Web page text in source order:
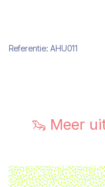
Referentie: AHU011
🦦 Meer